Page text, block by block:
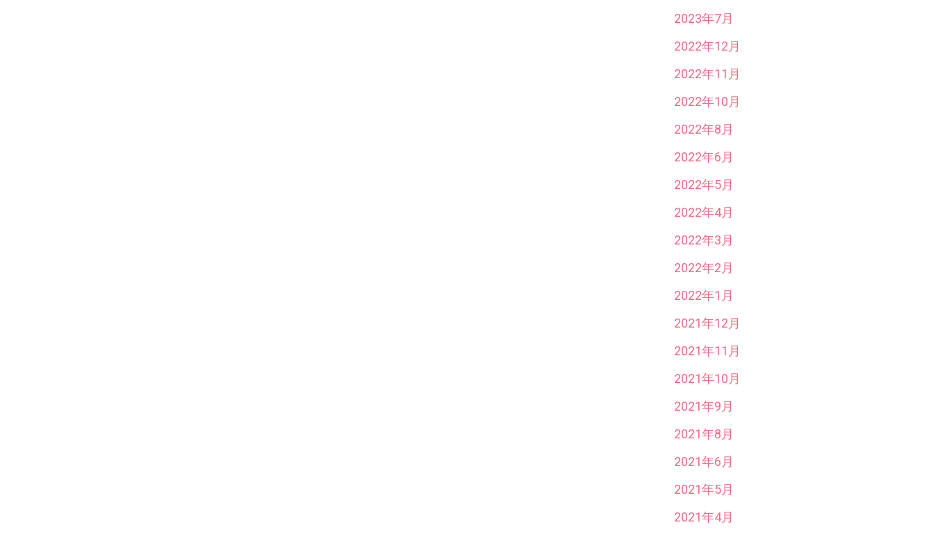
2023年7月
2022年12月
2022年11月
2022年10月
2022年8月
2022年6月
2022年5月
2022年4月
2022年3月
2022年2月
2022年1月
2021年12月
2021年11月
2021年10月
2021年9月
2021年8月
2021年6月
2021年5月
2021年4月